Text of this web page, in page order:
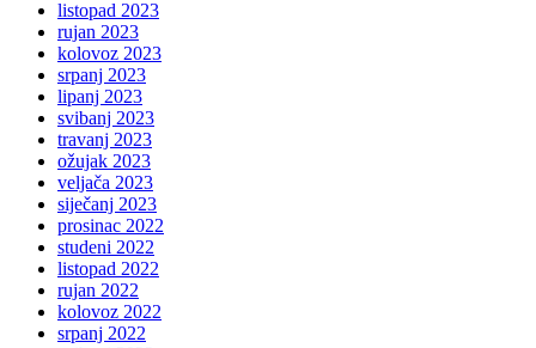
listopad 2023
rujan 2023
kolovoz 2023
srpanj 2023
lipanj 2023
svibanj 2023
travanj 2023
ožujak 2023
veljača 2023
siječanj 2023
prosinac 2022
studeni 2022
listopad 2022
rujan 2022
kolovoz 2022
srpanj 2022